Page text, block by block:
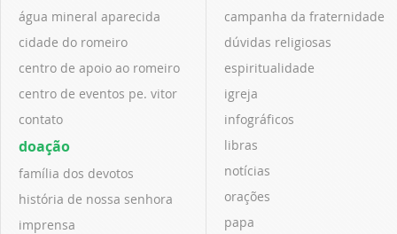
água mineral aparecida
cidade do romeiro
centro de apoio ao romeiro
centro de eventos pe. vitor
contato
doação
família dos devotos
história de nossa senhora
imprensa
campanha da fraternidade
dúvidas religiosas
espiritualidade
igreja
infográficos
libras
notícias
orações
papa